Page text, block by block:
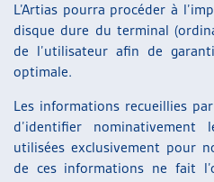
L’Artias pourra procéder à
disque dure du terminal
de l’utilisateur afin de
optimale.
Les informations recueillies
d’identifier
utilisées exclusivement pour
de ces informations ne fait